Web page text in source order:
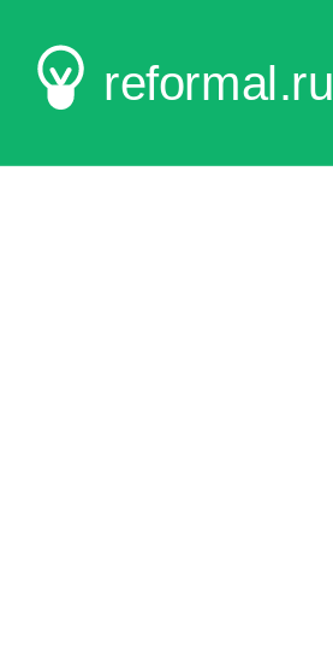
reformal.ru